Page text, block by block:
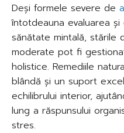
Deși formele severe de
întotdeauna evaluarea
sănătate mintală, stările
moderate pot fi
holistice. Remediile
blândă și un suport
echilibrului interior,
lung a răspunsului
stres.